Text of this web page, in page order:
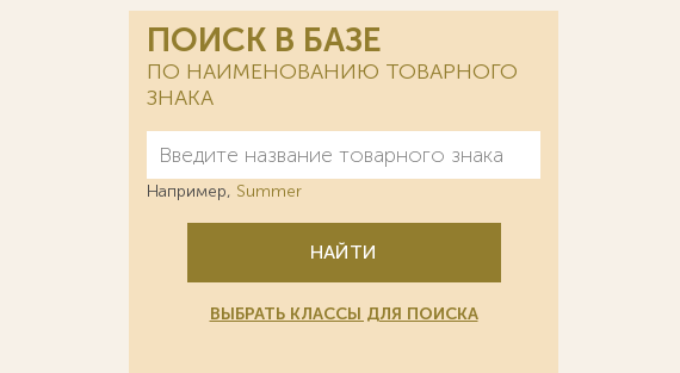
ПОИСК В БАЗЕ
ПО НАИМЕНОВАНИЮ ТОВАРНОГО
ЗНАКА
Например, Summer
НАЙТИ
ВЫБРАТЬ КЛАССЫ ДЛЯ ПОИСКА